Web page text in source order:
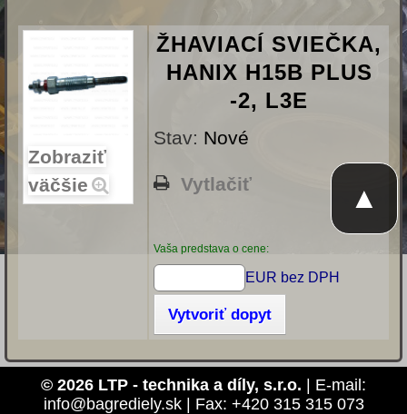
Zobraziť
väčšie
ŽHAVIACÍ SVIEČKA,
HANIX H15B PLUS
-2, L3E
Stav: Nové
Vytlačiť
Vaša predstava o cene:
EUR bez DPH
Vytvoriť dopyt
© 2026 LTP - technika a díly, s.r.o. | E-mail:
info@bagrediely.sk | Fax: +420 315 315 073
▲